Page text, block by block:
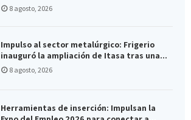
8 agosto, 2026
Impulso al sector metalúrgico: Frigerio
inauguró la ampliación de Itasa tras una...
8 agosto, 2026
Herramientas de inserción: Impulsan la